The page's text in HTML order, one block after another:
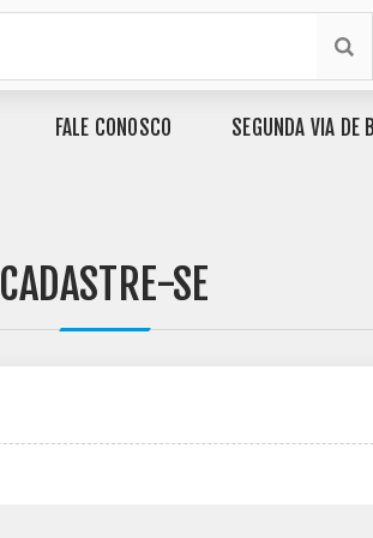
FALE CONOSCO SEGUNDA VIA DE
CADASTRE-SE